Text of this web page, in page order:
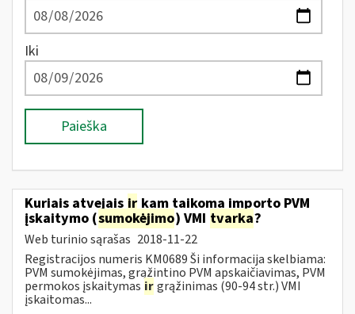
Iki
Paieška
Kuriais atvejais ir kam taikoma importo PVM
įskaitymo (sumokėjimo) VMI tvarka?
Web turinio sąrašas 2018-11-22
Registracijos numeris KM0689 Ši informacija skelbiama:
PVM sumokėjimas, grąžintino PVM apskaičiavimas, PVM
permokos įskaitymas irgrąžinimas (90-94 str.) VMI
įskaitomas...